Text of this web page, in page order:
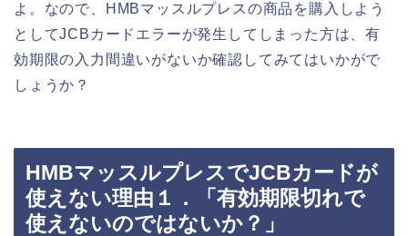
よ。なので、HMBマッスルプレスの商品を購入しよう
としてJCBカードエラーが発生してしまった方は、有
効期限の入力間違いがないか確認してみてはいかがで
しょうか？
HMBマッスルプレスでJCBカードが
使えない理由１．「有効期限切れで
使えないのではないか？」